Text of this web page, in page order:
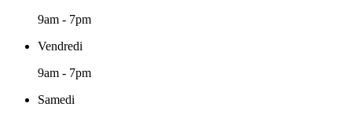
9am - 7pm
Vendredi
9am - 7pm
Samedi